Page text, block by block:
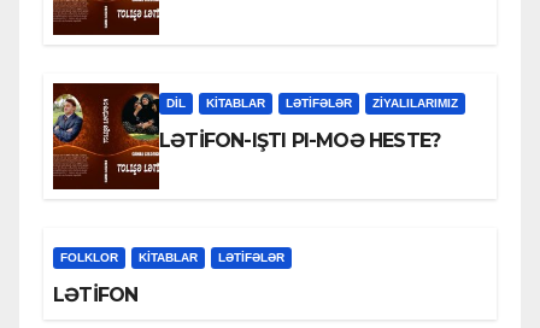
DİL KİTABLAR LƏTIFƏLƏR ZİYALILARIMIZ
LƏTİFON-IŞTI PI-MOƏ HESTE?
FOLKLOR KİTABLAR LƏTIFƏLƏR
LƏTİFON